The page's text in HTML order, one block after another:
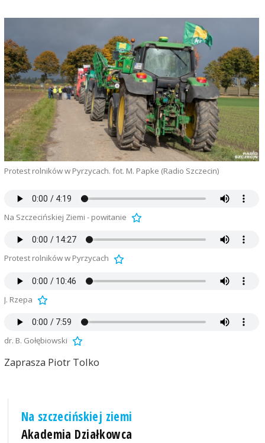
Protest rolników w Pyrzycach. fot. M. Papke (Radio Szczecin)
Na Szczecińskiej Ziemi - powitanie
Protest rolników w Pyrzycach
J. Rzepa
dr. B. Gołębiowski
Zaprasza Piotr Tolko
Na szczecińskiej ziemi
Akademia Działkowca